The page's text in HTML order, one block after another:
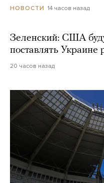
НОВОСТИ 14 часов назад
Зеленский: США
поставлять Украине
20 часов назад